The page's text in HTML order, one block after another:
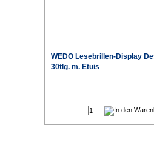
WEDO Lesebrillen-Display
30tlg. m. Etuis